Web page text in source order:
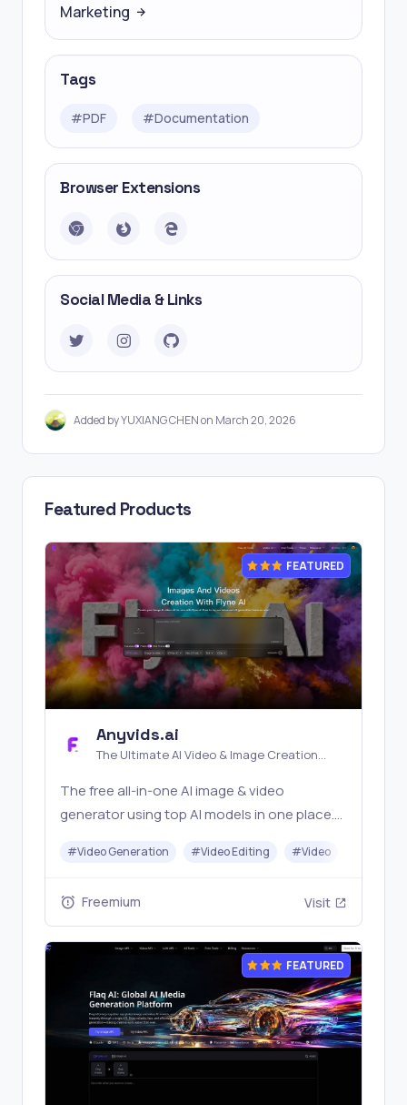
Marketing
Tags
#PDF #Documentation
Browser Extensions
Social Media & Links
Added by YUXIANG CHEN on March 20, 2026
Featured Products
FEATURED
Anyvids.ai
The Ultimate AI Video & Image Creation
The free all‑in‑one AI image & video
generator using top AI models in one place.
usage & refunds. | Anyvids.ai
#Video Generation #Video Editing #Video
Freemium Visit
FEATURED